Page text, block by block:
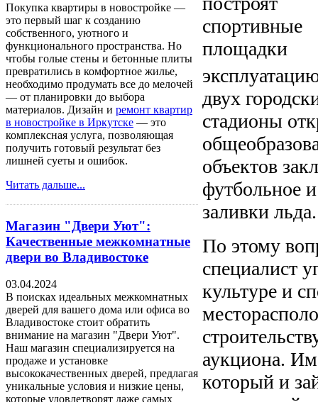
Покупка квартиры в новостройке —
это первый шаг к созданию
собственного, уютного и
функционального пространства. Но
чтобы голые стены и бетонные плиты
превратились в комфортное жилье,
необходимо продумать все до мелочей
— от планировки до выбора
материалов. Дизайн и ремонт квартир
в новостройке в Иркутске — это
комплексная услуга, позволяющая
получить готовый результат без
лишней суеты и ошибок.
Читать дальше...
Магазин "Двери Уют":
Качественные межкомнатные
двери во Владивостоке
03.04.2024
В поисках идеальных межкомнатных
дверей для вашего дома или офиса во
Владивостоке стоит обратить
внимание на магазин "Двери Уют".
Наш магазин специализируется на
продаже и установке
высококачественных дверей, предлагая
уникальные условия и низкие цены,
которые удовлетворят даже самых
двух
стадионы
объектов
футбольное
заливки льда.
По этому
специалист
культуре и
аукциона.
который и